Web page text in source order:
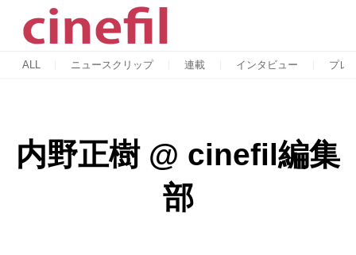
ALL ニュースクリップ 連載 インタビュー プレ
内野正樹 @ cinefil編集
部